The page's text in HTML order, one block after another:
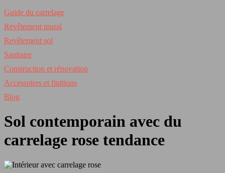
Guide du carrelage
Revêtement mural
Revêtement sol
Sanitaire
Construction et rénovation
Accessoires et finitions
Blog
Sol contemporain avec du
carrelage rose tendance